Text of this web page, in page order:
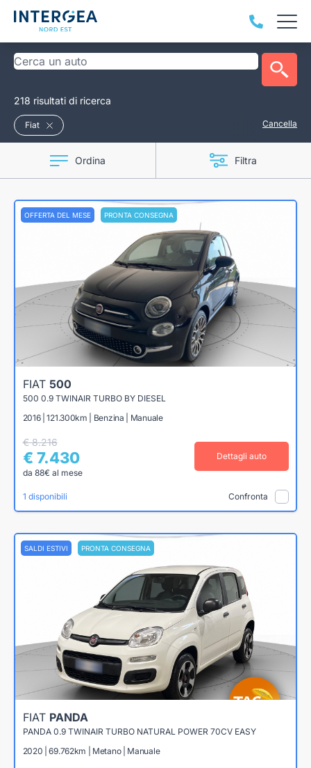
218 risultati di ricerca
Fiat Cancella
Ordina Filtra
OFFERTA DEL MESE PRONTA CONSEGNA
FIAT 500
500 0.9 TWINAIR TURBO BY DIESEL
2016 | 121.300km | Benzina | Manuale
€ 8.216
€ 7.430
da 88€ al mese
Dettagli auto
1 disponibili Confronta
SALDI ESTIVI PRONTA CONSEGNA
FIAT PANDA
PANDA 0.9 TWINAIR TURBO NATURAL POWER 70CV EASY
2020 | 69.762km | Metano | Manuale